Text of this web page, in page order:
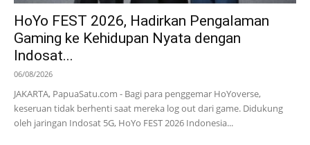
HoYo FEST 2026, Hadirkan Pengalaman
Gaming ke Kehidupan Nyata dengan
Indosat...
06/08/2026
JAKARTA, PapuaSatu.com - Bagi para penggemar HoYoverse,
keseruan tidak berhenti saat mereka log out dari game. Didukung
oleh jaringan Indosat 5G, HoYo FEST 2026 Indonesia...